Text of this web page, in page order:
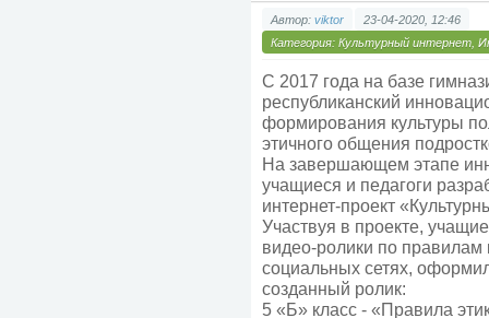
Автор: viktor
23-04-2020, 12:46
Категория: Культурный интернет
С 2017 года на базе
республиканский
формирования культуры
этичного общения
На завершающем этапе
учащиеся и педагоги
интернет-проект
Участвуя в проекте,
видео-ролики по правилам
социальных сетях,
созданный ролик:
5 «Б» класс - «Правила